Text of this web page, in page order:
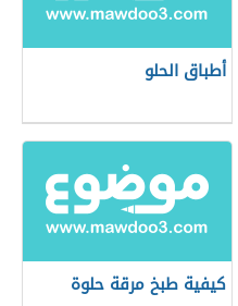
أطباق الحلو
كيفية طبخ مرقة حلوة